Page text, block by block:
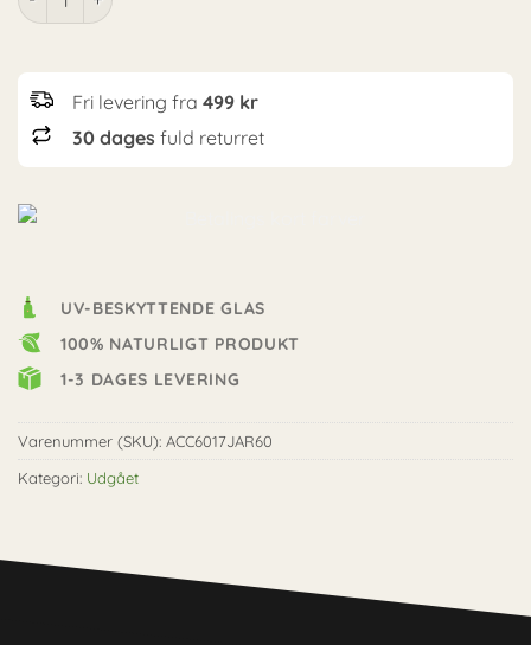
Fri levering fra 499 kr
30 dages fuld returret
UV-BESKYTTENDE GLAS
100% NATURLIGT PRODUKT
1-3 DAGES LEVERING
Varenummer (SKU): ACC6017JAR60
Kategori: Udgået